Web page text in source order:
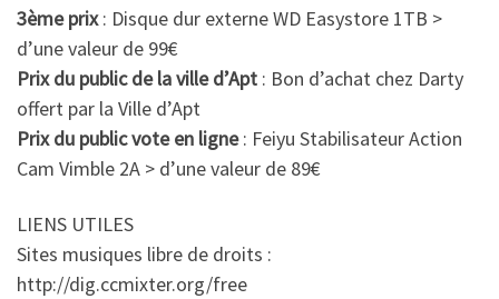
3ème prix: Disque dur externe WD Easystore 1TB >
d’une valeur de 99€
Prix du public de la ville d’Apt : Bon d’achat chez Darty
offert par la Ville d’Apt
Prix du public vote en ligne: Feiyu Stabilisateur Action
Cam Vimble 2A > d’une valeur de 89€
LIENS UTILES
Sites musiques libre de droits :
http://dig.ccmixter.org/free